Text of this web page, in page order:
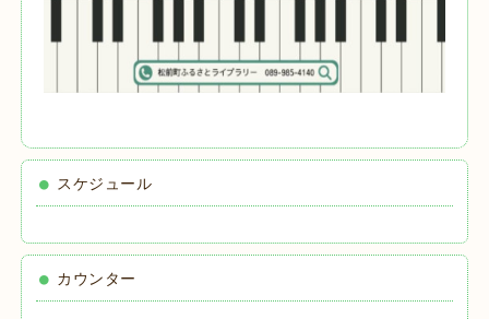
スケジュール
カウンター